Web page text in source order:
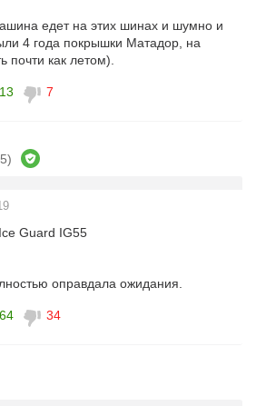
едет на этих шинах и шумно и
4 года покрышки Матадор, на
почти как летом).
13 7
Guard IG55
оправдала ожидания.
64 34